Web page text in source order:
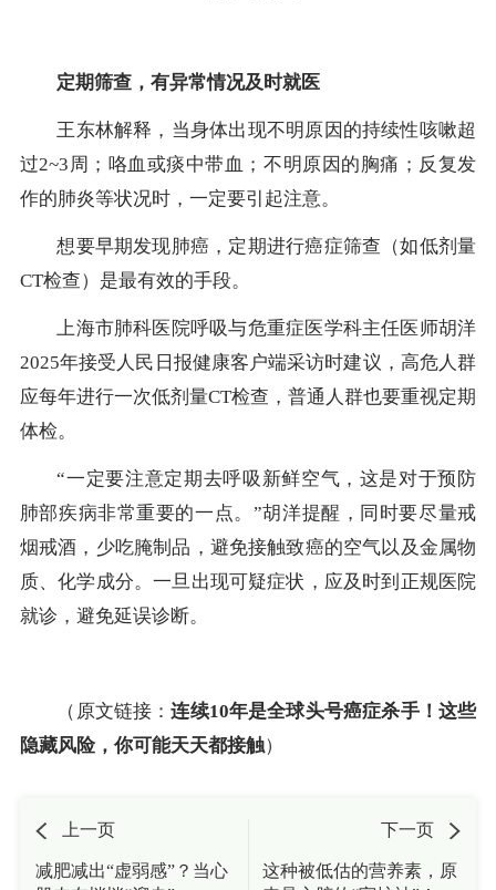
定期筛查，有异常情况及时就医
王东林解释，当身体出现不明原因的持续性咳嗽超
过2~3周；咯血或痰中带血；不明原因的胸痛；反复发
作的肺炎等状况时，一定要引起注意。
想要早期发现肺癌，定期进行癌症筛查（如低剂量
CT检查）是最有效的手段。
上海市肺科医院呼吸与危重症医学科主任医师胡洋
2025年接受人民日报健康客户端采访时建议，高危人群
应每年进行一次低剂量CT检查，普通人群也要重视定期
体检。
“一定要注意定期去呼吸新鲜空气，这是对于预防
肺部疾病非常重要的一点。”胡洋提醒，同时要尽量戒
烟戒酒，少吃腌制品，避免接触致癌的空气以及金属物
质、化学成分。一旦出现可疑症状，应及时到正规医院
就诊，避免延误诊断。
（原文链接：连续10年是全球头号癌症杀手！这些
隐藏风险，你可能天天都接触）
上一页
减肥减出“虚弱感”？当心
下一页
这种被低估的营养素，原